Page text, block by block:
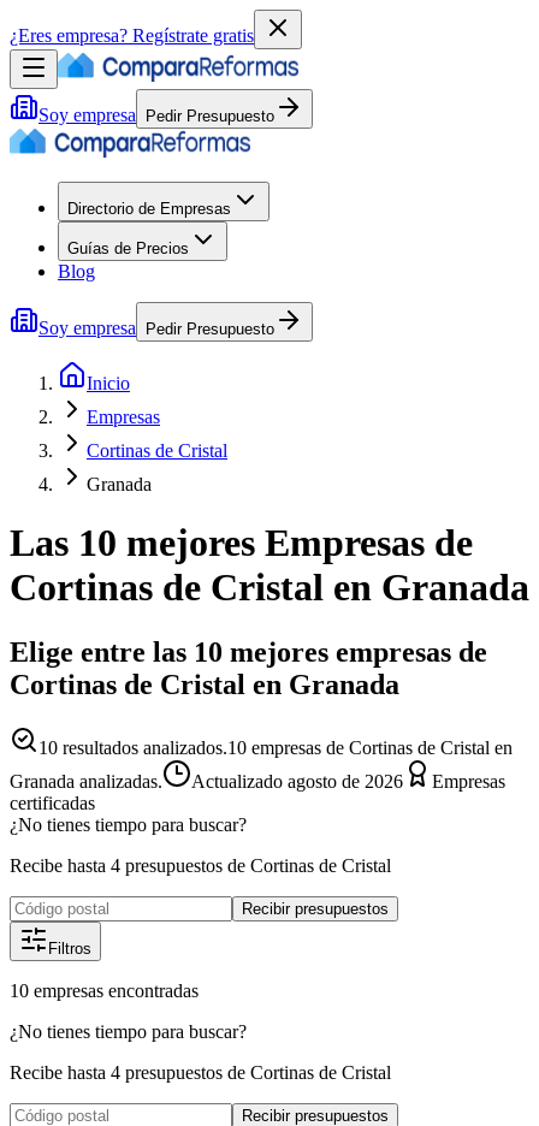
¿Eres empresa? Regístrate gratis
Soy empresa Pedir Presupuesto
Directorio de Empresas
Guías de Precios
Blog
Soy empresa Pedir Presupuesto
Inicio
Empresas
Cortinas de Cristal
Granada
Las 10 mejores Empresas de
Cortinas de Cristal en Granada
Elige entre las 10 mejores empresas de
Cortinas de Cristal en Granada
10 resultados analizados.10 empresas de Cortinas de Cristal en
Granada analizadas.
Actualizado agosto de 2026
Empresas
certificadas
¿No tienes tiempo para buscar?
Recibe hasta 4 presupuestos de Cortinas de Cristal
Recibir presupuestos
Filtros
10 empresas encontradas
¿No tienes tiempo para buscar?
Recibe hasta 4 presupuestos de Cortinas de Cristal
Recibir presupuestos